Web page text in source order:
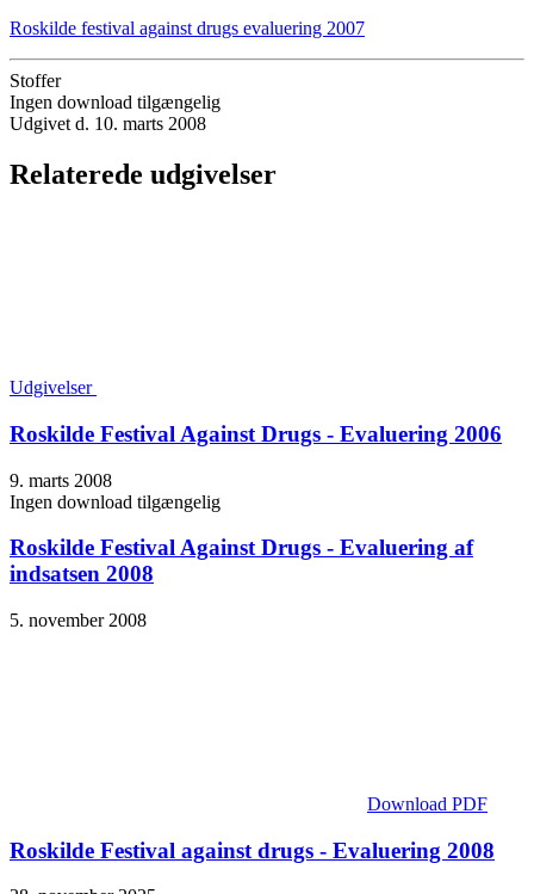
Roskilde festival against drugs evaluering 2007
Stoffer
Ingen download tilgængelig
Udgivet d. 10. marts 2008
Relaterede udgivelser
Udgivelser
Roskilde Festival Against Drugs - Evaluering 2006
9. marts 2008
Ingen download tilgængelig
Roskilde Festival Against Drugs - Evaluering af
indsatsen 2008
5. november 2008
Download PDF
Roskilde Festival against drugs - Evaluering 2008